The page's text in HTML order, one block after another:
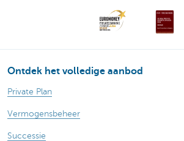
Ontdek het volledige aanbod
Private Plan
Vermogensbeheer
Successie